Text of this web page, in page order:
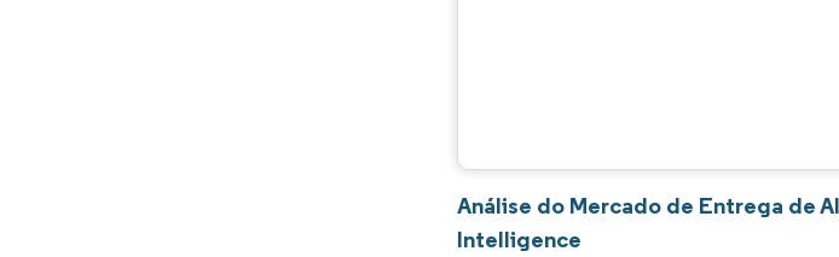
Análise do Mercado de Entrega de
Intelligence